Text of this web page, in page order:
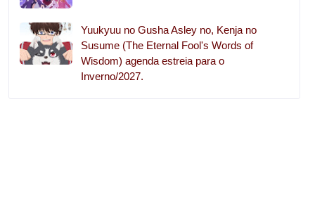
Yuukyuu no Gusha Asley no, Kenja no
Susume (The Eternal Fool's Words of
Wisdom) agenda estreia para o
Inverno/2027.